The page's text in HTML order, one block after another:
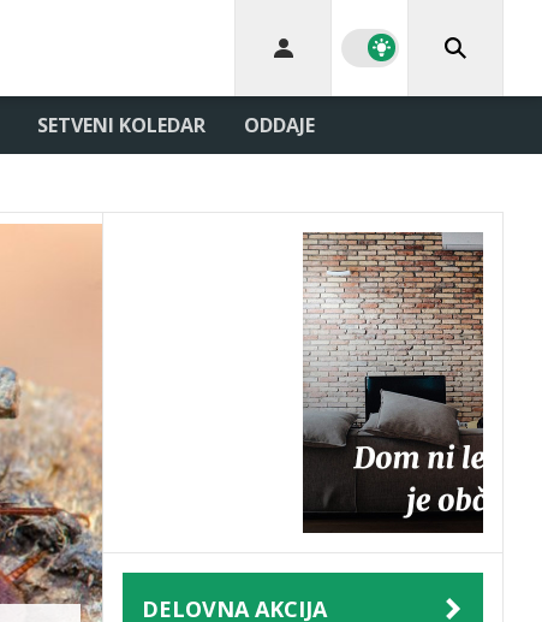
SETVENI KOLEDAR ODDAJE
DELOVNA AKCIJA